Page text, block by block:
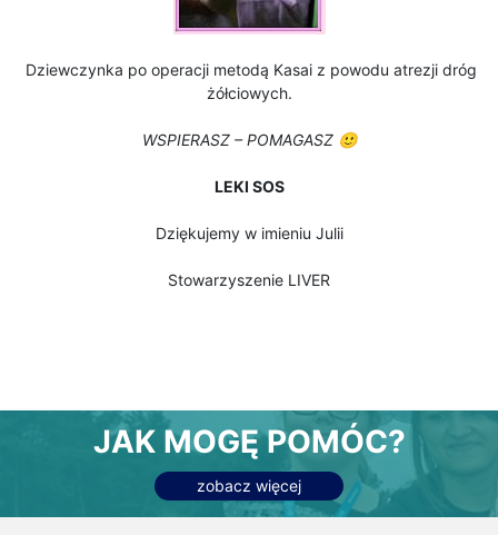
Dziewczynka po operacji metodą Kasai z powodu atrezji dróg
żółciowych.
WSPIERASZ – POMAGASZ 🙂
LEKI SOS
Dziękujemy w imieniu Julii
Stowarzyszenie LIVER
JAK MOGĘ POMÓC?
zobacz więcej